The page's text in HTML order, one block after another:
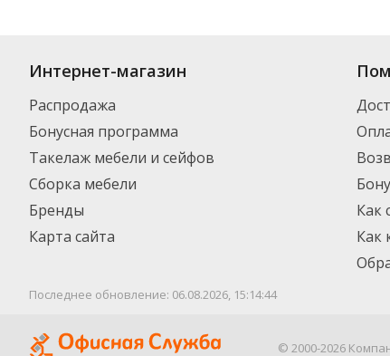
Интернет-магазин
Распродажа
Бонусная программа
Такелаж мебели и сейфов
Сборка мебели
Бренды
Карта сайта
Как
Как
Последнее обновление: 06.08.2026, 15:14:44
© 2000-2026